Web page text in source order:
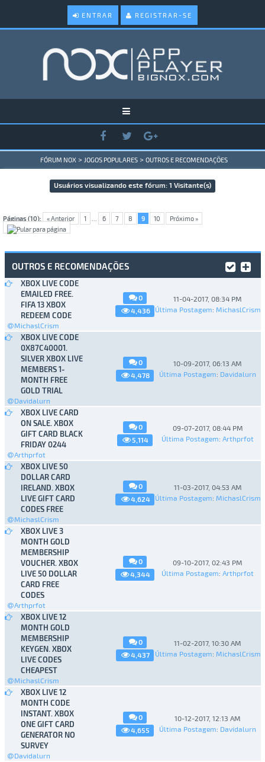
ENTRAR REGISTRAR-SE
FÓRUM NOX > JOGOS POPULARES > OUTROS E RECOMENDAÇÕES
Usuários visualizando este fórum: 1 Visitante(s)
Páginas (10): « Anterior 1 6 7 8 9 10 Próximo »
OUTROS E RECOMENDAÇÕES
XBOX LIVE CODE
EMAILED FREE.
FIFA 13 XBOX
REDEEM CODE
MichaslCrism
0
4,436
11-04-2017, 08:34 PM
Última Postagem: MichaslCrism
XBOX LIVE CODE
0X87C40001.
SILVER XBOX LIVE
MEMBERS 1-
MONTH FREE
GOLD TRIAL
Davidalurn
0
4,478
10-09-2017, 06:13 AM
Última Postagem: Davidalurn
XBOX LIVE CARD
ON SALE. XBOX
GIFT CARD BLACK
FRIDAY 0244
Arthprfot
0
5,114
09-07-2017, 08:44 PM
Última Postagem: Arthprfot
XBOX LIVE 50
DOLLAR CARD
IRELAND. XBOX
LIVE GIFT CARD
CODES FREE
MichaslCrism
0
4,624
11-03-2017, 04:53 AM
Última Postagem: MichaslCrism
XBOX LIVE 3
MONTH GOLD
MEMBERSHIP
VOUCHER. XBOX
LIVE 50 DOLLAR
CARD FREE
CODES
Arthprfot
0
4,344
09-10-2017, 02:43 PM
Última Postagem: Arthprfot
XBOX LIVE 12
MONTH GOLD
MEMBERSHIP
KEYGEN. XBOX
LIVE CODES
CHEAPEST
MichaslCrism
0
4,437
11-02-2017, 10:30 AM
Última Postagem: MichaslCrism
XBOX LIVE 12
MONTH CODE
INSTANT. XBOX
ONE GIFT CARD
GENERATOR NO
SURVEY
Davidalurn
0
4,655
10-12-2017, 12:13 AM
Última Postagem: Davidalurn